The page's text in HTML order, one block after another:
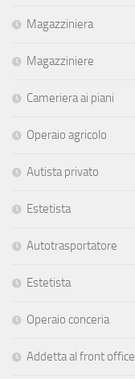
Magazziniera
Magazziniere
Cameriera ai piani
Operaio agricolo
Autista privato
Estetista
Autotrasportatore
Estetista
Operaio conceria
Addetta al front office